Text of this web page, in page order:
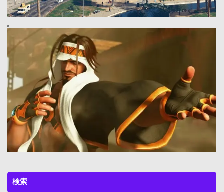
Prev
Next
【스트리트 파이터】 라시드의 캐릭터 소개 & 기술 정리
検索